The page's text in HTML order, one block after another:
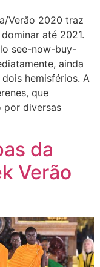
Verão 2020 traz
até 2021.
see-now-buy-
ainda
hemisférios. A
que
por diversas
da
Verão